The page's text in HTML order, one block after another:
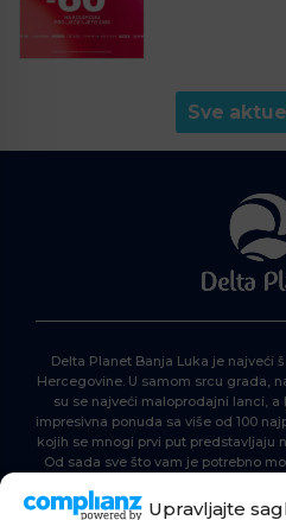
Upravljajte
Sve
Delta Planet Banja Luka je najveći
Hercegovine. U samom srcu grada,
su se najveći maloprodajni lanci,
impresivna ponuda sa više od 100
kojih se mnogi prvi put predstavljaju
Od sada sve što vam je potrebno